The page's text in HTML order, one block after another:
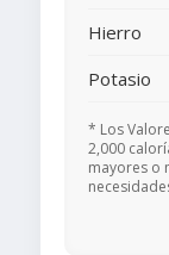
Hierro
Potasio
* Los
2,000
mayores o